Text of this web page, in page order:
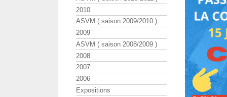
2010
ASVM ( saison 2009/2010 )
2009
ASVM ( saison 2008/2009 )
2008
2007
2006
Expositions